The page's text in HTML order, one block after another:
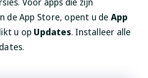
de App Store, opent u de App
u op Updates. Installeer alle